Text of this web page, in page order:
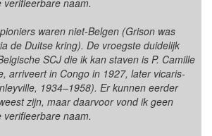
naam.
waren niet-Belgen (Grison was
de Duitse kring). De vroegste duidelijk
SCJ die ik kan staven is P. Camille
arriveert in Congo in 1927, later vicaris-
1934–1958). Er kunnen eerder
zijn, maar daarvoor vond ik geen
naam.